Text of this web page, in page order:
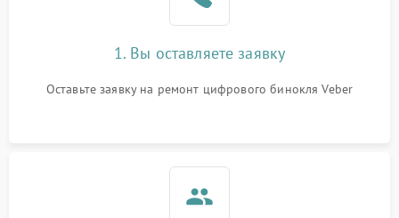
1. Вы оставляете заявку
Оставьте заявку на ремонт цифрового бинокля Veber